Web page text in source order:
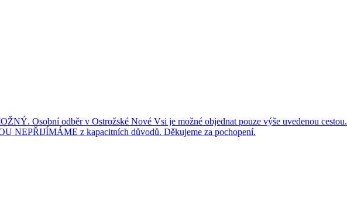
Osobní odběr v Ostrožské Nové Vsi je možné objednat pouze výše uvedenou cestou.
z kapacitních důvodů. Děkujeme za pochopení.